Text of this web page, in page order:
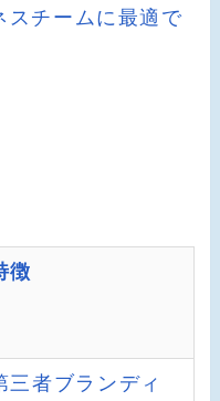
スチームに最適で
徴
三者ブランディ